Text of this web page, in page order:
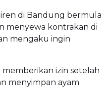
di Bandung bermula
menyewa kontrakan di
mengaku ingin
izin setelah
menyimpan ayam